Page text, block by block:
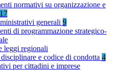
normativi su organizzazione e
17
generali 9
di programmazione strategico-
leggi regionali
e codice di condotta 4
per cittadini e imprese